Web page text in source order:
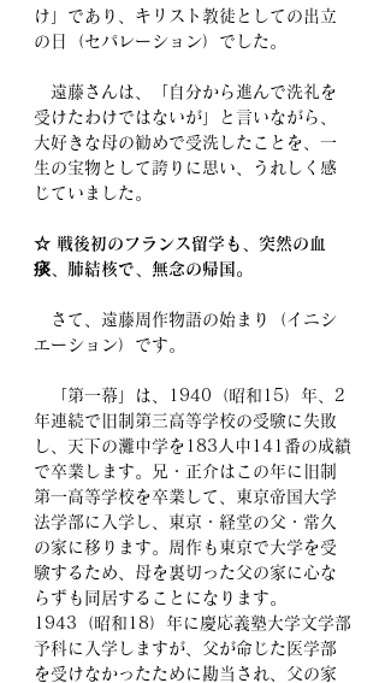
け」であり、キリスト教徒としての出立
の日（セパレーション）でした。
遠藤さんは、「自分から進んで洗礼を
受けたわけではないが」と言いながら、
大好きな母の勧めで受洗したことを、一
生の宝物として誇りに思い、うれしく感
じていました。
☆ 戦後初のフランス留学も、突然の血
痰、肺結核で、無念の帰国。
さて、遠藤周作物語の始まり（イニシ
エーション）です。
「第一幕」は、1940（昭和15）年、2
年連続で旧制第三高等学校の受験に失敗
し、天下の灘中学を183人中141番の成績
で卒業します。兄・正介はこの年に旧制
第一高等学校を卒業して、東京帝国大学
法学部に入学し、東京・経堂の父・常久
の家に移ります。周作も東京で大学を受
験するため、母を裏切った父の家に心な
らずも同居することになります。
1943（昭和18）年に慶応義塾大学文学部
予科に入学しますが、父が命じた医学部
を受けなかったために勘当され、父の家